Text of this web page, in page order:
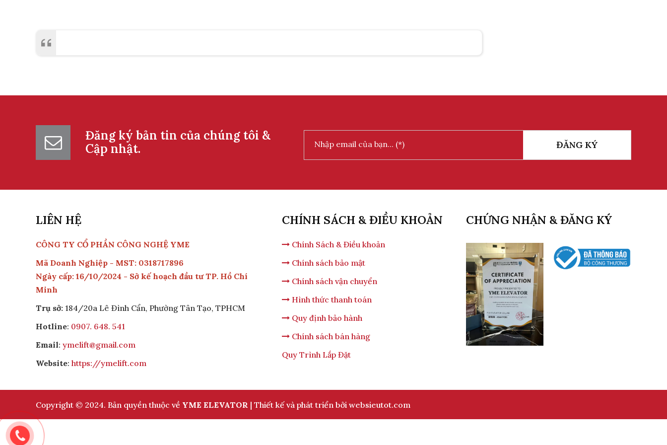
Đăng ký bản tin của chúng tôi &
Cập nhật.
ĐĂNG KÝ
LIÊN HỆ
CÔNG TY CỔ PHẦN CÔNG NGHỆ YME
Mã Doanh Nghiệp - MST: 0318717896
Ngày cấp: 16/10/2024 - Sở kế hoạch đầu tư TP. Hồ Chí
Minh
Trụ sở: 184/20a Lê Đình Cẩn, Phường Tân Tạo, TPHCM
Hotline: 0907. 648. 541
Email: ymelift@gmail.com
Website: https://ymelift.com
CHÍNH SÁCH & ĐIỀU KHOẢN
Chính Sách & Điều khoản
Chính sách bảo mật
Chính sách vận chuyển
Hình thức thanh toán
Quy định bảo hành
Chính sách bán hàng
Quy Trình Lắp Đặt
CHỨNG NHẬN & ĐĂNG KÝ
Copyright © 2024. Bản quyền thuộc về YME ELEVATOR | Thiết kế và phát triển bởi websieutot.com